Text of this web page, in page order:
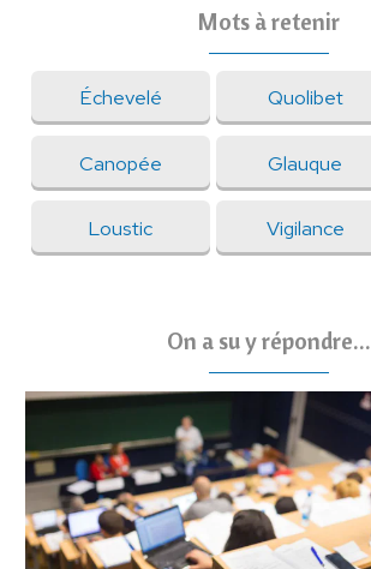
Mots à retenir
Échevelé Quolibet
Canopée Glauque
Loustic Vigilance
On a su y répondre...